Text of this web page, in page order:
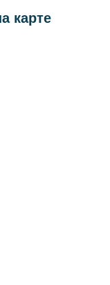
карте